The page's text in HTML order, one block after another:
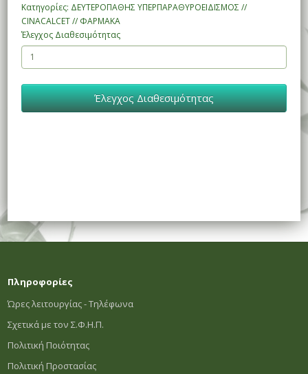
Κατηγορίες: ΔΕΥΤΕΡΟΠΑΘΗΣ ΥΠΕΡΠΑΡΑΘΥΡΟΕΙΔΙΣΜΟΣ //
CINACALCET // ΦΑΡΜΑΚΑ
Έλεγχος Διαθεσιμότητας
Έλεγχος Διαθεσιμότητας
Πληροφορίες
Ώρες λειτουργίας - Τηλέφωνα
Σχετικά με τον Σ.Φ.Η.Π.
Πολιτική Ποιότητας
Πολιτική Προστασίας